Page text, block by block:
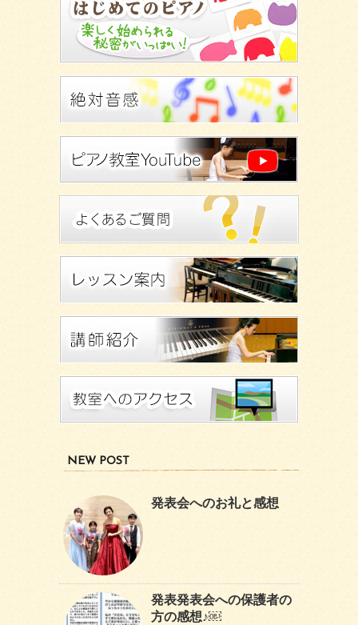
NEW POST
発表会へのお礼と感想
発表発表会への保護者の
方の感想♪￼